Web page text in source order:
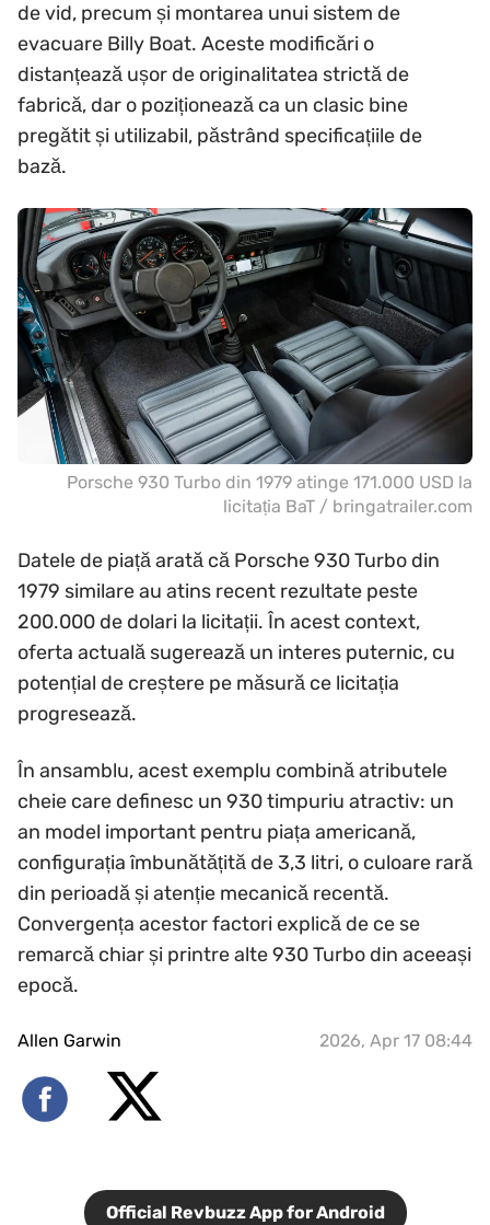
de vid, precum și montarea unui sistem de
evacuare Billy Boat. Aceste modificări o
distanțează ușor de originalitatea strictă de
fabrică, dar o poziționează ca un clasic bine
pregătit și utilizabil, păstrând specificațiile de
bază.
Porsche 930 Turbo din 1979 atinge 171.000 USD la
licitația BaT / bringatrailer.com
Datele de piață arată că Porsche 930 Turbo din
1979 similare au atins recent rezultate peste
200.000 de dolari la licitații. În acest context,
oferta actuală sugerează un interes puternic, cu
potențial de creștere pe măsură ce licitația
progresează.
În ansamblu, acest exemplu combină atributele
cheie care definesc un 930 timpuriu atractiv: un
an model important pentru piața americană,
configurația îmbunătățită de 3,3 litri, o culoare rară
din perioadă și atenție mecanică recentă.
Convergența acestor factori explică de ce se
remarcă chiar și printre alte 930 Turbo din aceeași
epocă.
Allen Garwin 2026, Apr 17 08:44
Official Revbuzz App for Android